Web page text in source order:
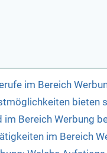
im Bereich
bieten
im Bereich Werbung
im Bereich